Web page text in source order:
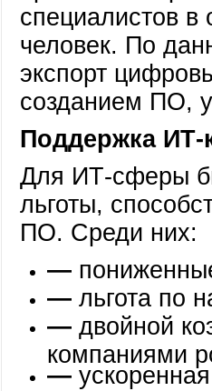
специалистов
человек. По
экспорт
созданием ПО,
Поддержка ИТ-
Для ИТ-сферы
льготы,
ПО. Среди них:
—
— льгота по
— двойной
компаниями
—